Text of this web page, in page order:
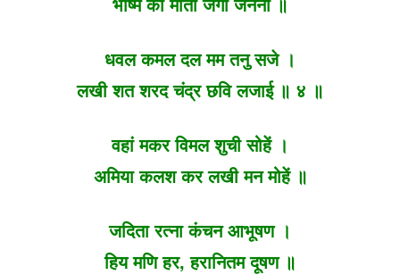
धवल कमल दल मम तनु सजे ।
लखी शत शरद चंद्र छवि लजाई ॥ ४ ॥
वहां मकर विमल शुची सोहें ।
अमिया कलश कर लखी मन मोहें ॥
जदिता रत्ना कंचन आभूषण ।
हिय मणि हर, हरानितम दूषण ॥